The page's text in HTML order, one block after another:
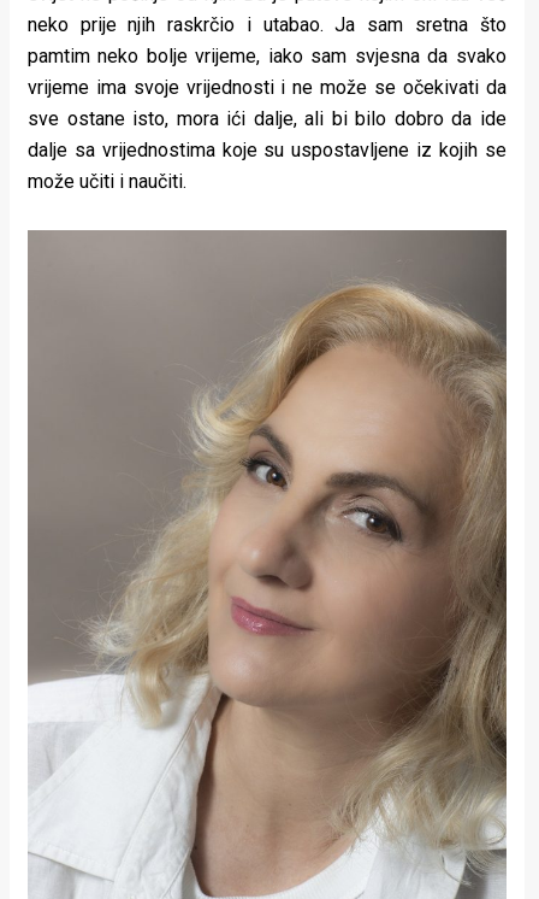
neko prije njih raskrčio i utabao. Ja sam sretna što
pamtim neko bolje vrijeme, iako sam svjesna da svako
vrijeme ima svoje vrijednosti i ne može se očekivati da
sve ostane isto, mora ići dalje, ali bi bilo dobro da ide
dalje sa vrijednostima koje su uspostavljene iz kojih se
može učiti i naučiti.